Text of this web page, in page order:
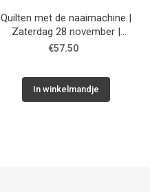
Quilten met de naaimachine |
Zaterdag 28 november |
Workshop
€57.50
In winkelmandje